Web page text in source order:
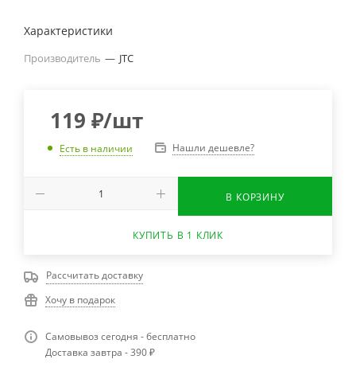
Характеристики
Производитель — JTC
119 ₽/шт
Есть в наличии Нашли дешевле?
В КОРЗИНУ
КУПИТЬ В 1 КЛИК
Рассчитать доставку
Хочу в подарок
Самовывоз сегодня - бесплатно
Доставка завтра - 390 ₽